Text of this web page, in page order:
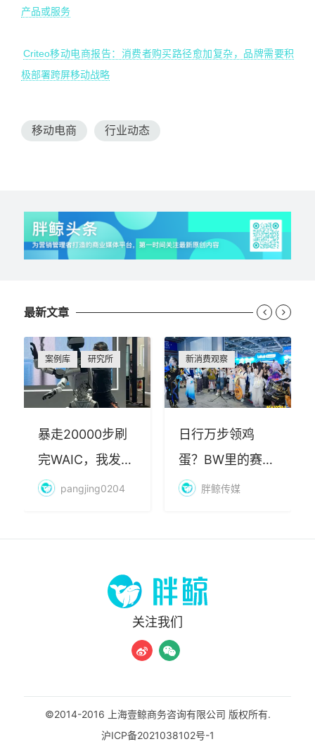
产品或服务
Criteo移动电商报告：消费者购买路径愈加复杂，品牌需要积
极部署跨屏移动战略
移动电商 行业动态
最新文章
案例库 研究所
暴走20000步刷
完WAIC，我发现
AI最赚钱的不是
pangjing0204
新消费观察
日行万步领鸡
蛋？BW里的赛博
朝圣，藏着品牌
胖鲸传媒
 
关注我们
©2014-2016 上海壹鲸商务咨询有限公司 版权所有.
沪ICP备2021038102号-1